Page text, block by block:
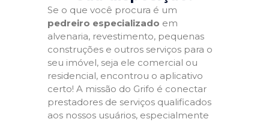
Se o que você procura é um
pedreiro especializado em
alvenaria, revestimento, pequenas
construções e outros serviços para o
seu imóvel, seja ele comercial ou
residencial, encontrou o aplicativo
certo! A missão do Grifo é conectar
prestadores de serviços qualificados
aos nossos usuários, especialmente